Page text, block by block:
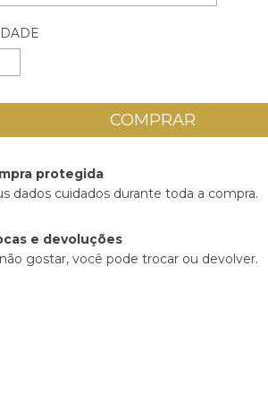
protegida
dados cuidados durante toda a compra.
e devoluções
gostar, você pode trocar ou devolver.